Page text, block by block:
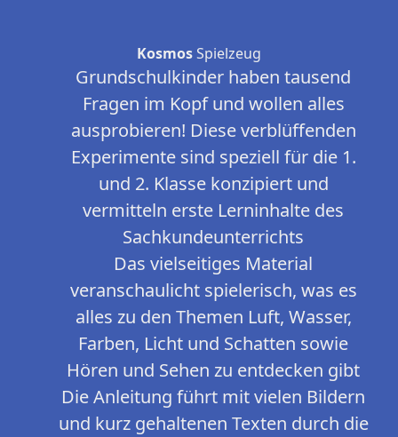
KosmosSpielzeug
Grundschulkinder haben tausend
Fragen im Kopf und wollen alles
ausprobieren! Diese verblüffenden
Experimente sind speziell für die 1.
und 2. Klasse konzipiert und
vermitteln erste Lerninhalte des
Sachkundeunterrichts
Das vielseitiges Material
veranschaulicht spielerisch, was es
alles zu den Themen Luft, Wasser,
Farben, Licht und Schatten sowie
Hören und Sehen zu entdecken gibt
Die Anleitung führt mit vielen Bildern
und kurz gehaltenen Texten durch die